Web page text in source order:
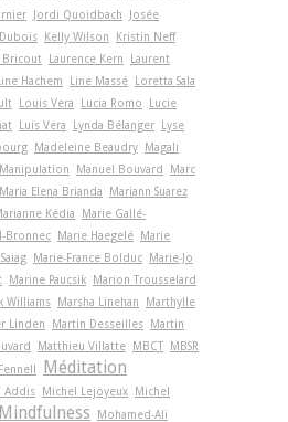
Jordi Quoidbach
Josée
Kelly Wilson
Kristin Neff
Bricout Laurence Kern
Laurent
Hachem Line Massé Loretta Sala
Louis Vera Lucia Romo
Lucie
Luis Vera Lynda Bélanger Lyse
Madeleine Beaudry Magali
Manipulation Manuel Bouvard
Marc
Maria Elena Brianda
Mariann Suarez
Kédia
Marie Gallé-
Bronnec Marie Haegelé Marie
Marie-France Bolduc Marie-Jo
Marine Paucsik Marion Trousselard
Williams Marsha Linehan
Marthylle
Linden Martin Desseilles Martin
Matthieu Villatte MBCT MBSR
Méditation
Addis Michel Lejoyeux Michel
Mindfulness
Mohamed-Ali